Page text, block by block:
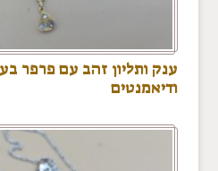
ענק ותליון זהב עם פרפר
ודיאמנטים